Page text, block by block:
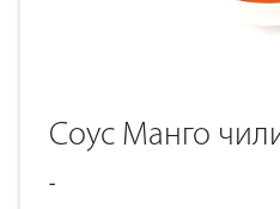
Соус Манго
-